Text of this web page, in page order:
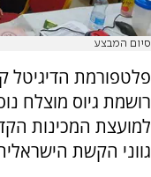
סיום המבצע
פלטפורמת הדיגיטל
רושמת גיוס מוצלח
גווני הקשת